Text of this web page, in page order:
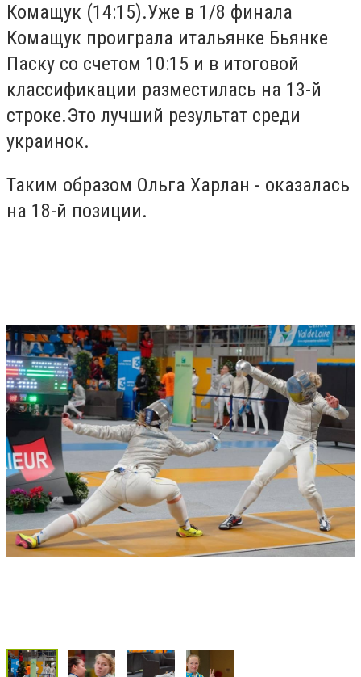
Комащук (14:15).Уже в 1/8 финала
Комащук проиграла итальянке Бьянке
Паску со счетом 10:15 и в итоговой
классификации разместилась на 13-й
строке.Это лучший результат среди
украинок.
Таким образом Ольга Харлан - оказалась
на 18-й позиции.